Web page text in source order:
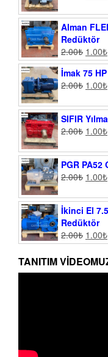
Alman
Redüktör
2.00₺ 1.00₺
İmak 75
2.00₺ 1.00₺
SIFIR
2.00₺ 1.00₺
PGR
2.00₺ 1.00₺
İkinci El
Redüktör
2.00₺ 1.00₺
TANITIM